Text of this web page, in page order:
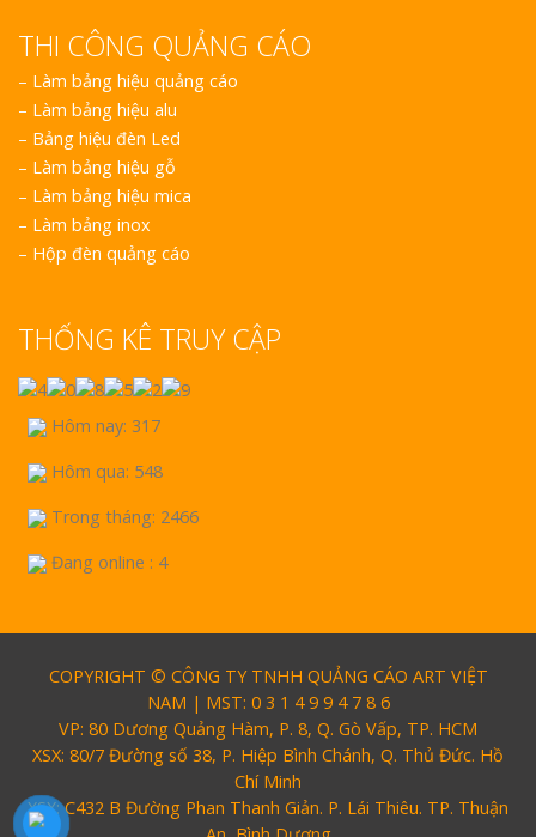
THI CÔNG QUẢNG CÁO
– Làm bảng hiệu quảng cáo
– Làm bảng hiệu alu
– Bảng hiệu đèn Led
– Làm bảng hiệu gỗ
– Làm bảng hiệu mica
– Làm bảng inox
– Hộp đèn quảng cáo
THỐNG KÊ TRUY CẬP
Hôm nay: 317
Hôm qua: 548
Trong tháng: 2466
Đang online : 4
COPYRIGHT © CÔNG TY TNHH QUẢNG CÁO ART VIỆT
NAM | MST: 0 3 1 4 9 9 4 7 8 6
VP: 80 Dương Quảng Hàm, P. 8, Q. Gò Vấp, TP. HCM
XSX: 80/7 Đường số 38, P. Hiệp Bình Chánh, Q. Thủ Đức. Hồ
Chí Minh
XSX: C432 B Đường Phan Thanh Giản. P. Lái Thiêu. TP. Thuận